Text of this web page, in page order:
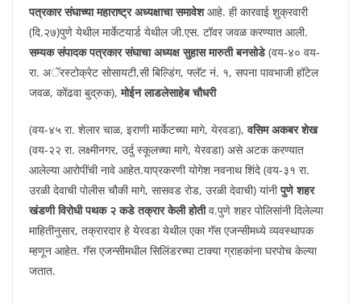
पत्रकार संघाच्या महाराष्ट्र अध्यक्षाचा समावेशआहे. ही कारवाई शुक्रवारी
(दि.२७)पुणे येथील मार्केटयार्ड येथील जी.एस. टॉवर जवळ करण्यात आली.
सम्यक संपादक पत्रकार संघाचा अध्यक्ष सुहास मारुती बनसोडे(वय-४० वय-
रा. अॅरस्टोक्रेट सोसायटी,सी बिल्डिंग, फ्लॅट नं. १, सपना पावभाजी हॉटेल
जवळ, कोंढवा बुद्रुक),मोईन लाडलेसाहेब चौधरी
(वय-४५ रा. शेलार चाळ, इराणी मार्केटच्या मागे, येरवडा),वसिम अकबर शेख
(वय-२२ रा. लक्ष्मीनगर, उर्दु स्कूलच्या मागे, येरवडा) असे अटक करण्यात
आलेल्या आरोपींची नावे आहेत.याप्रकरणी योगेश नवनाथ शिंदे (वय-३१ रा.
उरळी देवाची पोलीस चौकी मागे, सासवड रोड, उरळी देवाची) यांनीपुणे शहर
खंडणी विरोधी पथक २ कडे तक्रार केली होतीव.पुणे शहर पोलिसांनी दिलेल्या
माहितीनुसार, तक्रारदार हे येरवडा येथील एका गॅस एजन्सीमध्ये व्यवस्थापक
म्हणून आहेत. गॅस एजन्सीमधील सिलिंडरच्या टाक्या ग्राहकांना घरपोच केल्या
जतात.